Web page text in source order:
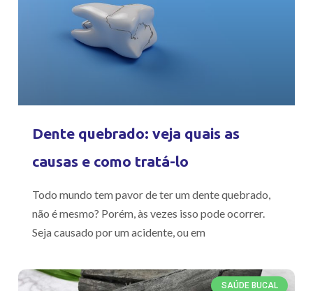
Dente quebrado: veja quais as
causas e como tratá-lo
Todo mundo tem pavor de ter um dente quebrado,
não é mesmo? Porém, às vezes isso pode ocorrer.
Seja causado por um acidente, ou em
SAÚDE BUCAL